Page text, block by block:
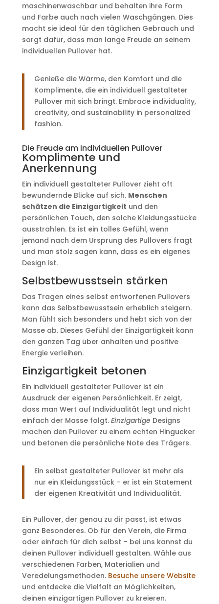
maschinenwaschbar und behalten ihre Form
und Farbe auch nach vielen Waschgängen. Dies
macht sie ideal für den täglichen Gebrauch und
sorgt dafür, dass man lange Freude an seinem
individuellen Pullover hat.
Genieße die Wärme, den Komfort und die
Komplimente, die ein individuell gestalteter
Pullover mit sich bringt. Embrace individuality,
creativity, and sustainability in personalized
fashion.
Die Freude am individuellen Pullover
Komplimente und
Anerkennung
Ein individuell gestalteter Pullover zieht oft
bewundernde Blicke auf sich. Menschen
schätzen die Einzigartigkeit und den
persönlichen Touch, den solche Kleidungsstücke
ausstrahlen. Es ist ein tolles Gefühl, wenn
jemand nach dem Ursprung des Pullovers fragt
und man stolz sagen kann, dass es ein eigenes
Design ist.
Selbstbewusstsein stärken
Das Tragen eines selbst entworfenen Pullovers
kann das Selbstbewusstsein erheblich steigern.
Man fühlt sich besonders und hebt sich von der
Masse ab. Dieses Gefühl der Einzigartigkeit kann
den ganzen Tag über anhalten und positive
Energie verleihen.
Einzigartigkeit betonen
Ein individuell gestalteter Pullover ist ein
Ausdruck der eigenen Persönlichkeit. Er zeigt,
dass man Wert auf Individualität legt und nicht
einfach der Masse folgt. Einzigartige Designs
machen den Pullover zu einem echten Hingucker
und betonen die persönliche Note des Trägers.
Ein selbst gestalteter Pullover ist mehr als
nur ein Kleidungsstück – er ist ein Statement
der eigenen Kreativität und Individualität.
Ein Pullover, der genau zu dir passt, ist etwas
ganz Besonderes. Ob für den Verein, die Firma
oder einfach für dich selbst – bei uns kannst du
deinen Pullover individuell gestalten. Wähle aus
verschiedenen Farben, Materialien und
Veredelungsmethoden. Besuche unsere Website
und entdecke die Vielfalt an Möglichkeiten,
deinen einzigartigen Pullover zu kreieren.